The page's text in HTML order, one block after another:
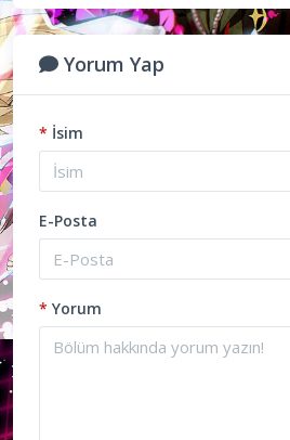
Yorum Yap
* İsim
E-Posta
* Yorum